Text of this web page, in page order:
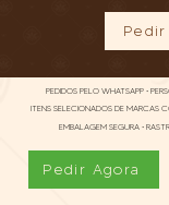
PEDIDOS PELO WHATSAPP •
ITENS SELECIONADOS DE MARCAS
EMBALAGEM SEGURA •
Pedir Agora